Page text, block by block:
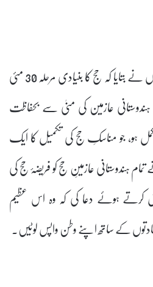
میڈیا سے گفتگو کرتے ہوئے انہوں نے بتایا کہ حج کا بنیادی مرحلہ 30 مئی
تمام ہندوستانی عازمین کی منیٰ سے بحفاظت
ہو، جو مناسکِ حج کی تکمیل کا ایک
عازمینِ حج کو فریضۂ حج کی
کرتے ہوئے دعا کی کہ وہ اس عظیم
کے ساتھ اپنے وطن واپس لوٹیں۔